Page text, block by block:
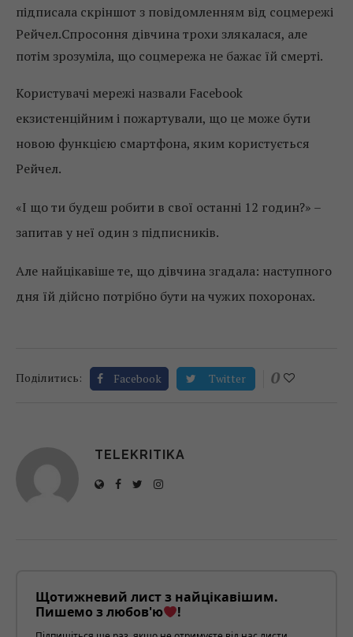
підписала скріншот з повідомленням від соцмережі
Рейчел.Спросоння дівчина трохи злякалася, але
потім зрозуміла, що соцмережа не бажає їй смерті.
Користувачі мережі назвали Facebook
екзистенційним і пожартували, що це може бути
новою функцією смартфона, яким користується
Рейчел.
«І що ти будеш робити в свої останні 12 годин?» –
запитав у неї один з підписників.
Але найцікавіше те, що дівчина згадала: наступного
дня їй дійсно потрібно бути на чужих похоронах.
Поділитись: Facebook Twitter 0
TELEKRITIKA
Щотижневий лист з найцікавішим.
Пишемо з любов'ю
!